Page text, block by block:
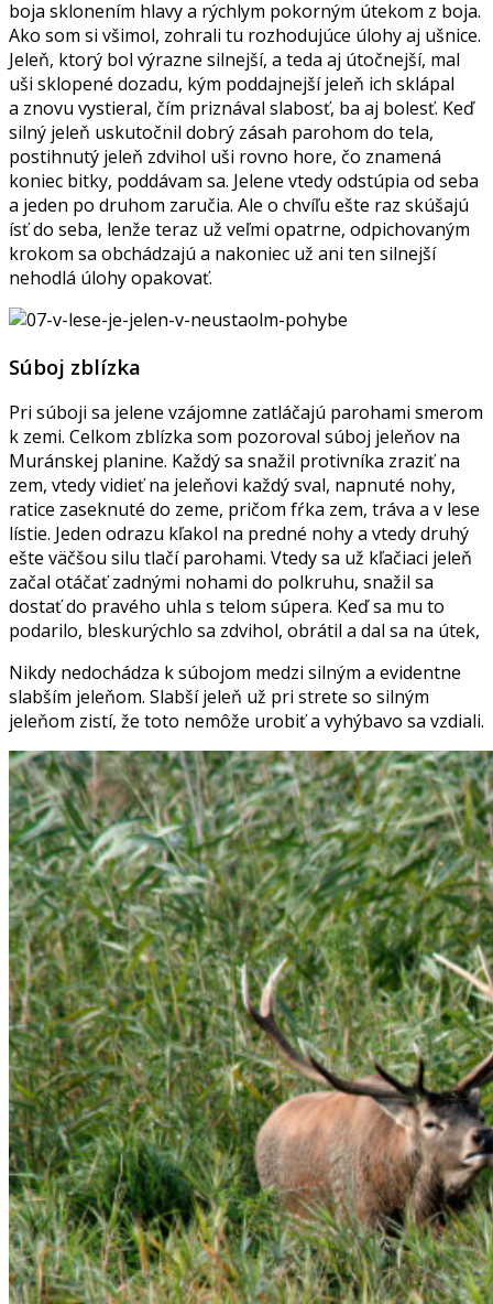
boja sklonením hlavy a rýchlym pokorným útekom z boja.
Ako som si všimol, zohrali tu rozhodujúce úlohy aj ušnice.
Jeleň, ktorý bol výrazne silnejší, a teda aj útočnejší, mal
uši sklopené dozadu, kým poddajnejší jeleň ich sklápal
a znovu vystieral, čím priznával slabosť, ba aj bolesť. Keď
silný jeleň uskutočnil dobrý zásah parohom do tela,
postihnutý jeleň zdvihol uši rovno hore, čo znamená
koniec bitky, poddávam sa. Jelene vtedy odstúpia od seba
a jeden po druhom zaručia. Ale o chvíľu ešte raz skúšajú
ísť do seba, lenže teraz už veľmi opatrne, odpichovaným
krokom sa obchádzajú a nakoniec už ani ten silnejší
nehodlá úlohy opakovať.
Súboj zblízka
Pri súboji sa jelene vzájomne zatláčajú parohami smerom
k zemi. Celkom zblízka som pozoroval súboj jeleňov na
Muránskej planine. Každý sa snažil protivníka zraziť na
zem, vtedy vidieť na jeleňovi každý sval, napnuté nohy,
ratice zaseknuté do zeme, pričom fŕka zem, tráva a v lese
lístie. Jeden odrazu kľakol na predné nohy a vtedy druhý
ešte väčšou silu tlačí parohami. Vtedy sa už kľačiaci jeleň
začal otáčať zadnými nohami do polkruhu, snažil sa
dostať do pravého uhla s telom súpera. Keď sa mu to
podarilo, bleskurýchlo sa zdvihol, obrátil a dal sa na útek,
Nikdy nedochádza k súbojom medzi silným a evidentne
slabším jeleňom. Slabší jeleň už pri strete so silným
jeleňom zistí, že toto nemôže urobiť a vyhýbavo sa vzdiali.